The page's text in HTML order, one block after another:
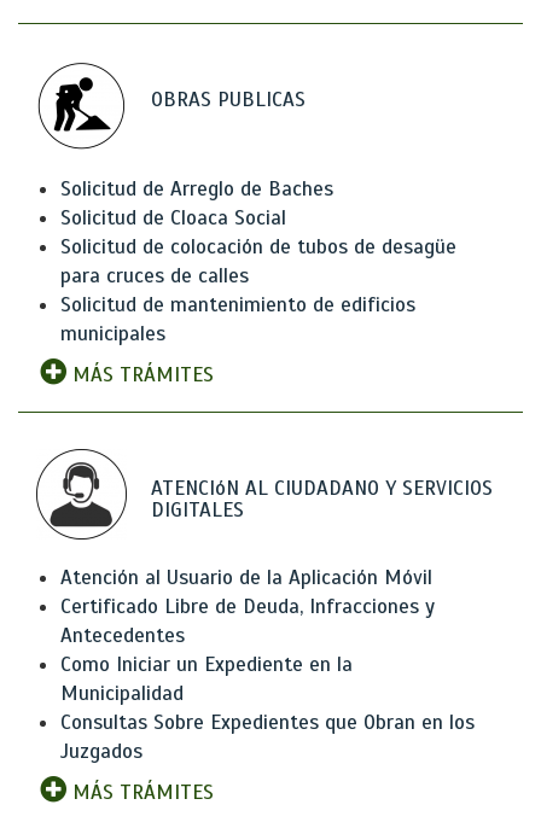
OBRAS PUBLICAS
Solicitud de Arreglo de Baches
Solicitud de Cloaca Social
Solicitud de colocación de tubos de desagüe
para cruces de calles
Solicitud de mantenimiento de edificios
municipales
MÁS TRÁMITES
ATENCIóN AL CIUDADANO Y SERVICIOS
DIGITALES
Atención al Usuario de la Aplicación Móvil
Certificado Libre de Deuda, Infracciones y
Antecedentes
Como Iniciar un Expediente en la
Municipalidad
Consultas Sobre Expedientes que Obran en los
Juzgados
MÁS TRÁMITES